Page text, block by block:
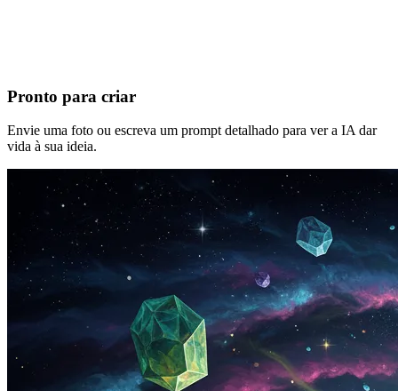
Pronto para criar
Envie uma foto ou escreva um prompt detalhado para ver a IA dar
vida à sua ideia.